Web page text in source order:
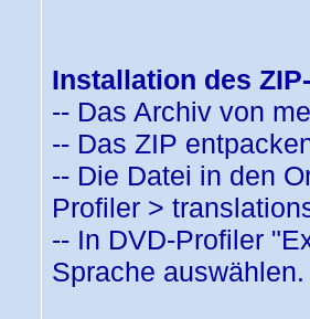
Installation des
-- Das Archiv von
-- Das ZIP
-- Die Datei in den
Profiler >
-- In DVD-Profiler
Sprache auswählen.